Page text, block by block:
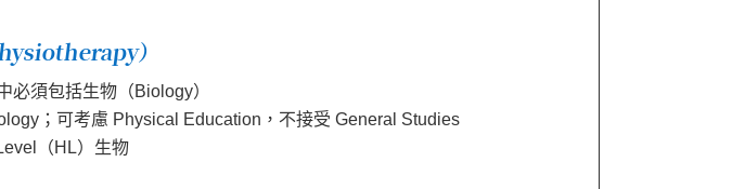
）
必須包括生物（Biology）
；可考慮 Physical Education，不接受 General Studies
（HL）生物